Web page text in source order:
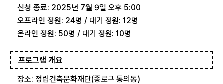
신청 종료: 2025년 7월 9일 오후 5:00
오프라인 정원: 24명 / 대기 정원: 12명
온라인 정원: 50명 / 대기 정원: 10명
프로그램 개요
장소: 정림건축문화재단(종로구 통의동)